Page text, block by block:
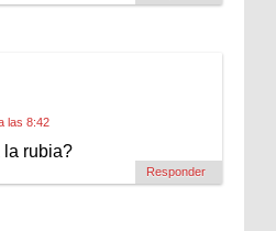
las 8:42
la rubia?
Responder